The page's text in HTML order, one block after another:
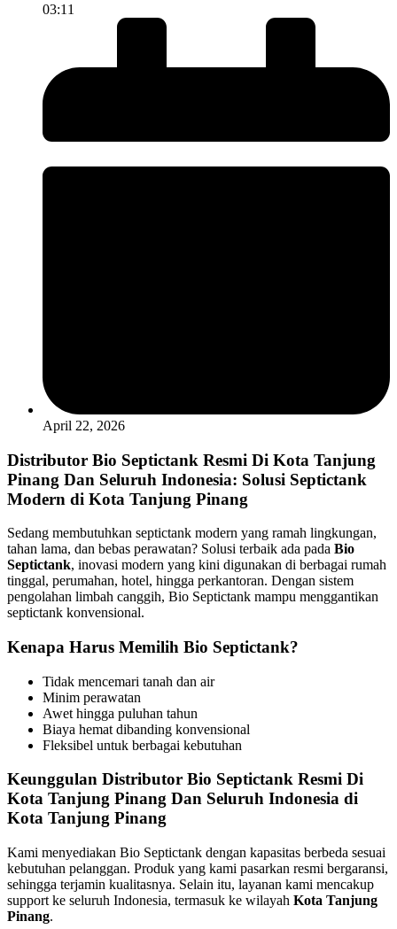
03:11
April 22, 2026
Distributor Bio Septictank Resmi Di Kota Tanjung
Pinang Dan Seluruh Indonesia: Solusi Septictank
Modern di Kota Tanjung Pinang
Sedang membutuhkan septictank modern yang ramah lingkungan,
tahan lama, dan bebas perawatan? Solusi terbaik ada pada Bio
Septictank, inovasi modern yang kini digunakan di berbagai rumah
tinggal, perumahan, hotel, hingga perkantoran. Dengan sistem
pengolahan limbah canggih, Bio Septictank mampu menggantikan
septictank konvensional.
Kenapa Harus Memilih Bio Septictank?
Tidak mencemari tanah dan air
Minim perawatan
Awet hingga puluhan tahun
Biaya hemat dibanding konvensional
Fleksibel untuk berbagai kebutuhan
Keunggulan Distributor Bio Septictank Resmi Di
Kota Tanjung Pinang Dan Seluruh Indonesia di
Kota Tanjung Pinang
Kami menyediakan Bio Septictank dengan kapasitas berbeda sesuai
kebutuhan pelanggan. Produk yang kami pasarkan resmi bergaransi,
sehingga terjamin kualitasnya. Selain itu, layanan kami mencakup
support ke seluruh Indonesia, termasuk ke wilayah Kota Tanjung
Pinang.